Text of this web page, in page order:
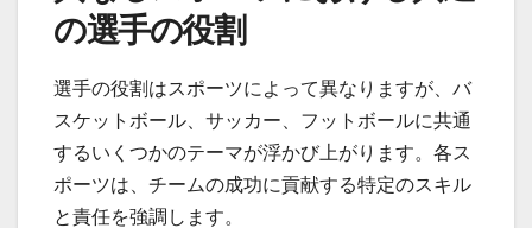
の選手の役割
選手の役割はスポーツによって異なりますが、バ
スケットボール、サッカー、フットボールに共通
するいくつかのテーマが浮かび上がります。各ス
ポーツは、チームの成功に貢献する特定のスキル
と責任を強調します。